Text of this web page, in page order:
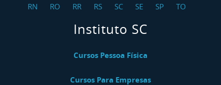
RN
RO RR RS SC SE SP TO
Instituto SC
Cursos Pessoa Física
Cursos Para Empresas